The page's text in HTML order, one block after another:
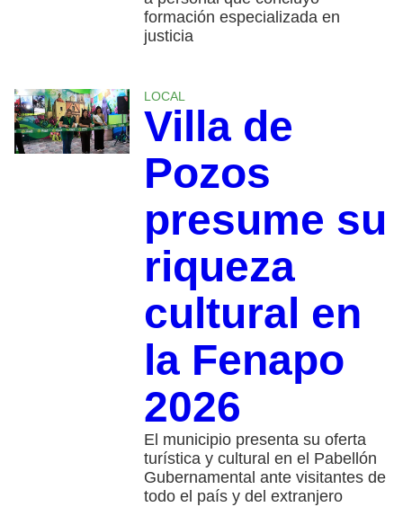
formación especializada en
justicia
LOCAL
Villa de
Pozos
presume su
riqueza
cultural en
la Fenapo
2026
El municipio presenta su oferta
turística y cultural en el Pabellón
Gubernamental ante visitantes de
todo el país y del extranjero